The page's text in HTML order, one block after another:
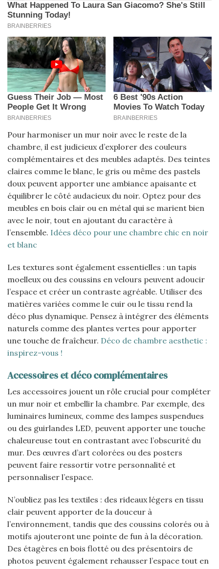
Pour harmoniser un mur noir avec le reste de la
chambre, il est judicieux d’explorer des couleurs
complémentaires et des meubles adaptés. Des teintes
claires comme le blanc, le gris ou même des pastels
doux peuvent apporter une ambiance apaisante et
équilibrer le côté audacieux du noir. Optez pour des
meubles en bois clair ou en métal qui se marient bien
avec le noir, tout en ajoutant du caractère à
l’ensemble. Idées déco pour une chambre chic en noir
et blanc
Les textures sont également essentielles : un tapis
moelleux ou des coussins en velours peuvent adoucir
l’espace et créer un contraste agréable. Utiliser des
matières variées comme le cuir ou le tissu rend la
déco plus dynamique. Pensez à intégrer des éléments
naturels comme des plantes vertes pour apporter
une touche de fraîcheur. Déco de chambre aesthetic :
inspirez-vous !
Accessoires et déco complémentaires
Les accessoires jouent un rôle crucial pour compléter
un mur noir et embellir la chambre. Par exemple, des
luminaires lumineux, comme des lampes suspendues
ou des guirlandes LED, peuvent apporter une touche
chaleureuse tout en contrastant avec l’obscurité du
mur. Des œuvres d’art colorées ou des posters
peuvent faire ressortir votre personnalité et
personnaliser l’espace.
N’oubliez pas les textiles : des rideaux légers en tissu
clair peuvent apporter de la douceur à
l’environnement, tandis que des coussins colorés ou à
motifs ajouteront une pointe de fun à la décoration.
Des étagères en bois flotté ou des présentoirs de
photos peuvent également rehausser l’espace tout en